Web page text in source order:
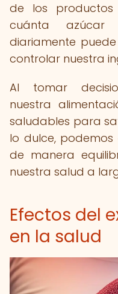
de los
cuánta azúcar
diariamente
controlar nuestra
Al tomar
nuestra
saludables para
lo dulce,
de manera
nuestra salud a
Efectos del
en la salud